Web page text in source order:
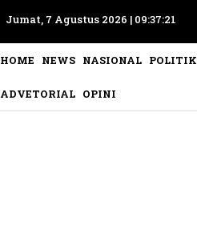
Jumat, 7 Agustus 2026 | 09:37:24
HOME NEWS NASIONAL POLITIK
ADVETORIAL OPINI